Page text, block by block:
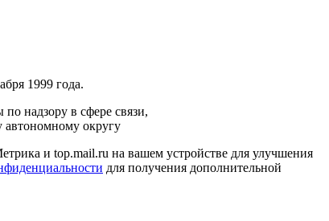
1999 года.
надзору в сфере связи,
округу
и top.mail.ru на вашем устройстве для улучшения
для получения дополнительной